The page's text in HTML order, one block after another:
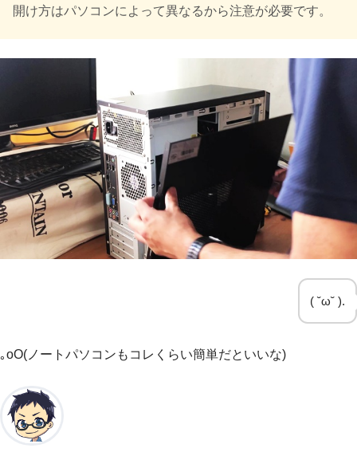
開け方はパソコンによって異なるから注意が必要です。
( ˘ω˘ ).
｡oO( ノートパソコンもコレくらい簡単だといいな)